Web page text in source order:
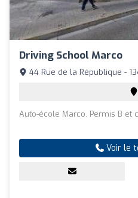
Driving School Marco
44 Rue de la République -
Auto-école Marco. Permis B et
Voir le